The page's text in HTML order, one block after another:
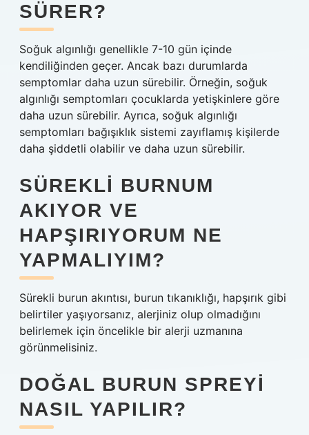
SÜRER?
Soğuk algınlığı genellikle 7-10 gün içinde
kendiliğinden geçer. Ancak bazı durumlarda
semptomlar daha uzun sürebilir. Örneğin, soğuk
algınlığı semptomları çocuklarda yetişkinlere göre
daha uzun sürebilir. Ayrıca, soğuk algınlığı
semptomları bağışıklık sistemi zayıflamış kişilerde
daha şiddetli olabilir ve daha uzun sürebilir.
SÜREKLI BURNUM
AKIYOR VE
HAPŞIRIYORUM NE
YAPMALIYIM?
Sürekli burun akıntısı, burun tıkanıklığı, hapşırık gibi
belirtiler yaşıyorsanız, alerjiniz olup olmadığını
belirlemek için öncelikle bir alerji uzmanına
görünmelisiniz.
DOĞAL BURUN SPREYI
NASIL YAPILIR?